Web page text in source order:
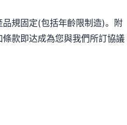
規固定(包括年齡限制造)。附
款即达成為您與我們所訂協議